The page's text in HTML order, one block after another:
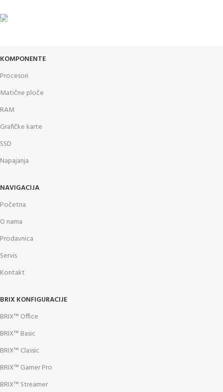
KOMPONENTE
Procesori
Matične ploče
RAM
Grafičke karte
SSD
Napajanja
NAVIGACIJA
Početna
O nama
Prodavnica
Servis
Kontakt
BRIX KONFIGURACIJE
BRIX™ Office
BRIX™ Basic
BRIX™ Classic
BRIX™ Gamer Pro
BRIX™ Streamer